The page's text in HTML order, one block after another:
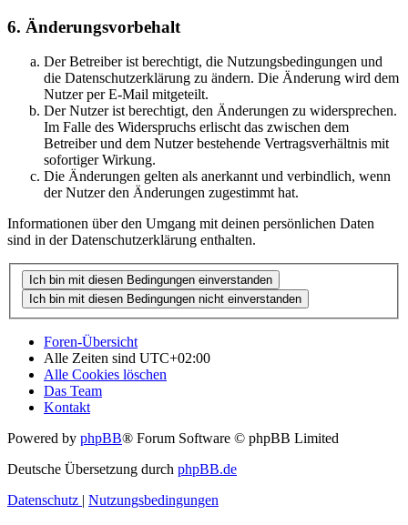
6. Änderungsvorbehalt
Der Betreiber ist berechtigt, die Nutzungsbedingungen und
die Datenschutzerklärung zu ändern. Die Änderung wird dem
Nutzer per E-Mail mitgeteilt.
Der Nutzer ist berechtigt, den Änderungen zu widersprechen.
Im Falle des Widerspruchs erlischt das zwischen dem
Betreiber und dem Nutzer bestehende Vertragsverhältnis mit
sofortiger Wirkung.
Die Änderungen gelten als anerkannt und verbindlich, wenn
der Nutzer den Änderungen zugestimmt hat.
Informationen über den Umgang mit deinen persönlichen Daten
sind in der Datenschutzerklärung enthalten.
Foren-Übersicht
Alle Zeiten sind UTC+02:00
Alle Cookies löschen
Das Team
Kontakt
Powered by phpBB® Forum Software © phpBB Limited
Deutsche Übersetzung durch phpBB.de
Datenschutz | Nutzungsbedingungen